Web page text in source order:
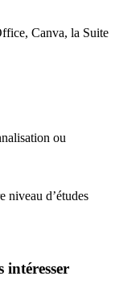
Canva, la Suite
ou
niveau d’études
intéresser